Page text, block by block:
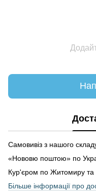
Самовивіз з нашого
«Нововю поштою» по
Кур'єром по Житомиру та
Більше інформації про